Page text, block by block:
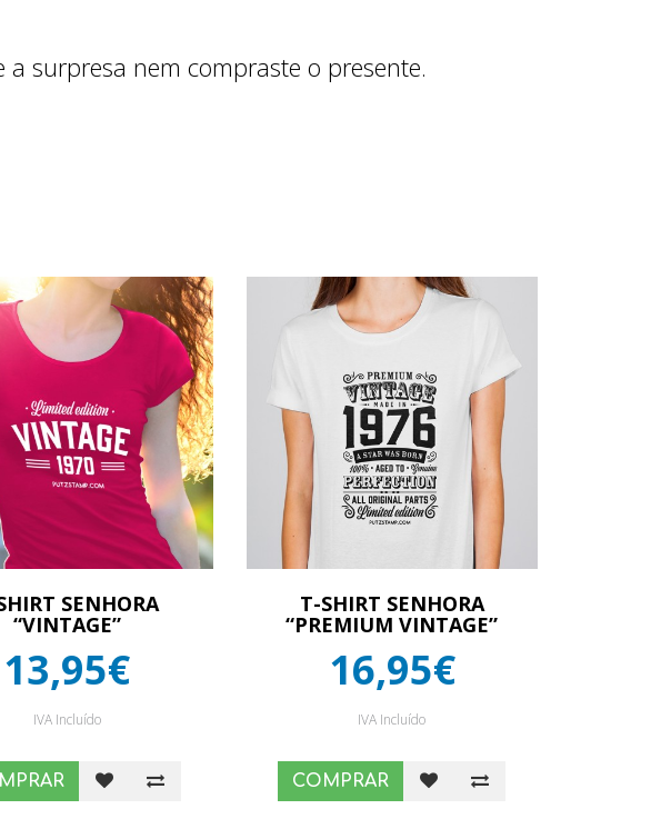
surpresa nem compraste o presente.
SENHORA
“VINTAGE”
13,95€
IVA Incluído
T-SHIRT SENHORA
“PREMIUM VINTAGE”
16,95€
IVA Incluído
COMPRAR